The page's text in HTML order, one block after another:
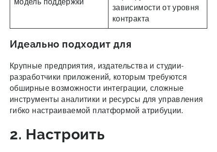
зависимости от уровня
контракта
Идеально подходит для
Крупные предприятия, издательства и студии-
разработчики приложений, которым требуются
обширные возможности интеграции, сложные
инструменты аналитики и ресурсы для управления
гибко настраиваемой платформой атрибуции.
2. Настроить